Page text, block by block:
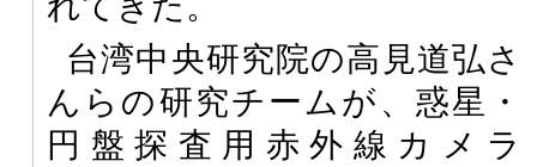
台湾中央研究院の高見道弘さ
んらの研究チームが、惑星・
円盤探査用赤外線カメラ